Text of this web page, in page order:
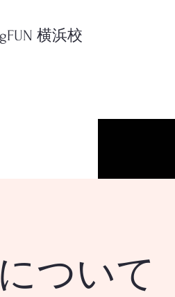
横浜校
ついて